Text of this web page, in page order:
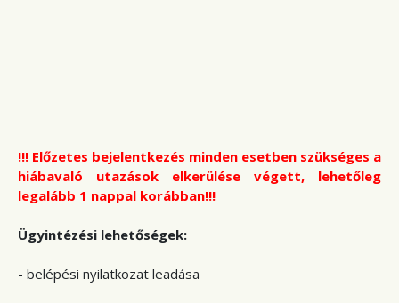
!!! Előzetes bejelentkezés minden esetben szükséges a
hiábavaló utazások elkerülése végett, lehetőleg
legalább 1 nappal korábban!!!
Ügyintézési lehetőségek:
- belépési nyilatkozat leadása